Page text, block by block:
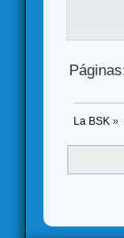
La BSK »